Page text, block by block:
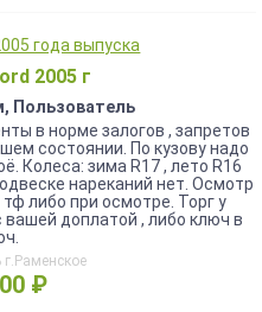
2005 г
Пользователь
в норме залогов , запретов
состоянии. По кузову надо
Колеса: зима R17 , лето R16
нареканий нет. Осмотр
либо при осмотре. Торг у
доплатой , либо ключ в
г.Раменское
₽